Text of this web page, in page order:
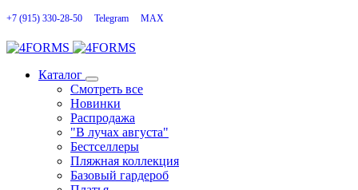
+7 (915) 330-28-50 Telegram MAX
Каталог
Смотреть все
Новинки
Распродажа
"В лучах августа"
Бестселлеры
Пляжная коллекция
Базовый гардероб